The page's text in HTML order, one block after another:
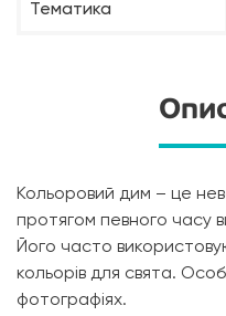
Тематика
Кольоровий дим – це
протягом певного часу
Його часто
кольорів для свята.
фотографіях.